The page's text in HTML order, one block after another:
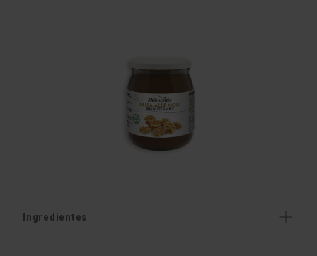
Ingredientes